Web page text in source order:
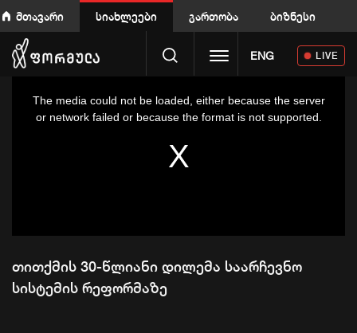
მთავარი სიახლეები გართობა ბიზნესი
Toggle navigation
ENG LIVE
The media could not be loaded, either because the server
or network failed or because the format is not supported.
თითქმის 30-წლიანი დილემა საარჩევნო
სისტემის რეფორმაზე